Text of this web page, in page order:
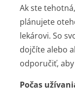
Ak ste
plánujete
lekárovi. So
dojčíte alebo
odporučiť, aby
Počas